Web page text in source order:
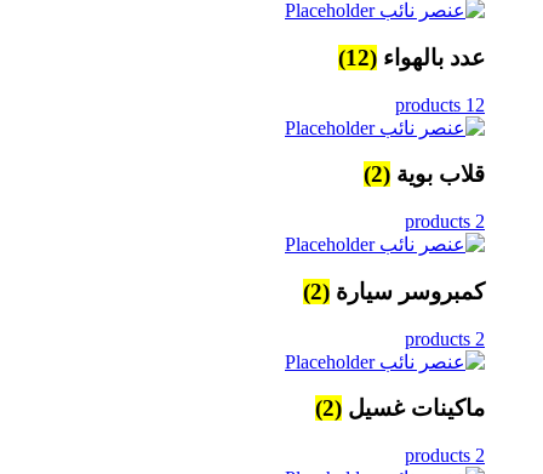
عدد بالهواء (12)
12 products
قلاب بوية (2)
2 products
كمبروسر سيارة (2)
2 products
ماكينات غسيل (2)
2 products